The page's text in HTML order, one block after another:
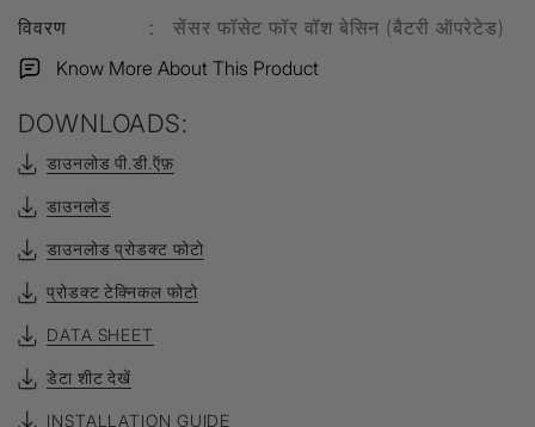
विवरण
: सेंसर फॉसेट फॉर वॉश बेसिन (बैटरी ऑपरेटेड)
Know More About This Product
DOWNLOADS:
डाउनलोड पी.डी.ऍफ़
डाउनलोड
डाउनलोड प्रोडक्ट फोटो
प्रोडक्ट टेक्निकल फोटो
DATA SHEET
डेटा शीट देखें
INSTALLATION GUIDE